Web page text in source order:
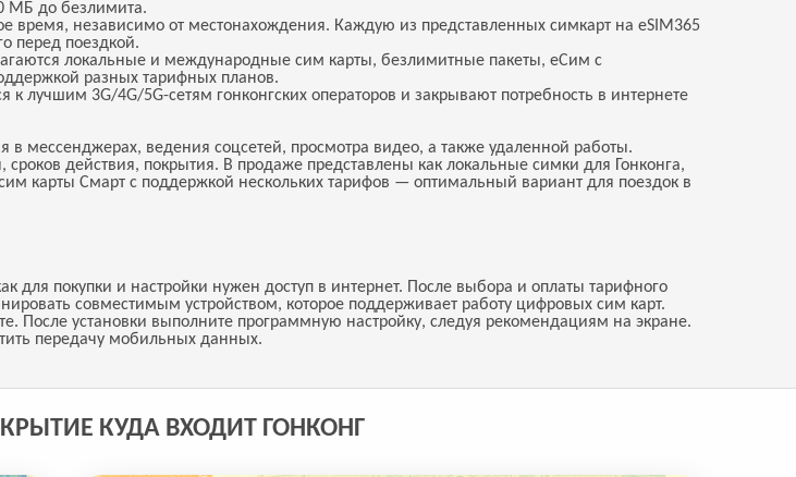
МБ до безлимита.
время, независимо от местонахождения. Каждую из представленных симкарт на eSIM365
перед поездкой.
локальные и международные сим карты, безлимитные пакеты, еСим с
разных тарифных планов.
к лучшим 3G/4G/5G-сетям гонконгских операторов и закрывают потребность в интернете
мессенджерах, ведения соцсетей, просмотра видео, а также удаленной работы.
действия, покрытия. В продаже представлены как локальные симки для Гонконга,
карты Смарт с поддержкой нескольких тарифов — оптимальный вариант для поездок в
для покупки и настройки нужен доступ в интернет. После выбора и оплаты тарифного
совместимым устройством, которое поддерживает работу цифровых сим карт.
После установки выполните программную настройку, следуя рекомендациям на экране.
передачу мобильных данных.
КУДА ВХОДИТ ГОНКОНГ